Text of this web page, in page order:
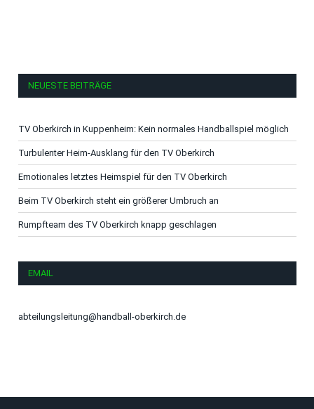
NEUESTE BEITRÄGE
TV Oberkirch in Kuppenheim: Kein normales Handballspiel möglich
Turbulenter Heim-Ausklang für den TV Oberkirch
Emotionales letztes Heimspiel für den TV Oberkirch
Beim TV Oberkirch steht ein größerer Umbruch an
Rumpfteam des TV Oberkirch knapp geschlagen
EMAIL
abteilungsleitung@handball-oberkirch.de